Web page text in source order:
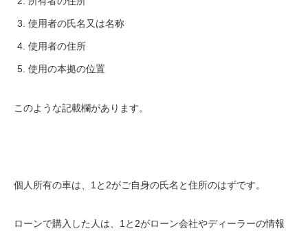
使用者の氏名又は名称
使用者の住所
使用の本拠の位置
このような記載欄があります。
個人所有の車は、1と2がご自身の氏名と住所のはずです。
ローンで購入した人は、1と2がローン会社やディーラーの情報